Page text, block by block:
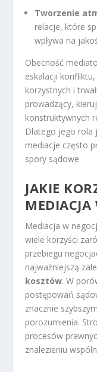
Tworzenie
relacje, które
wpływa na
Obecność
eskalacji
korzystnych i
prowadzący,
konstruktywnych
Dlatego jego rola
mediacje często
spory sądowe.
JAKIE
MEDIACJA
Mediacja w
wiele korzyści
przebiegu
najważniejszą
kosztów. W
postępowań
znacznie
porozumienia.
procesów
znalezieniu